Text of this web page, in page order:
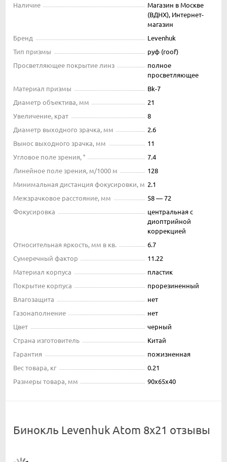
Наличие
Магазин в Москве
(ВДНХ), Интернет-
магазин
Бренд
Levenhuk
Тип призмы
руф (roof)
Просветляющее покрытие линз
полное
просветляющее
Материал призмы
Bk-7
Диаметр объектива, мм
21
Увеличение, крат
8
Диаметр выходного зрачка, мм
2.6
Вынос выходного зрачка, мм
11
Угловое поле зрения, °
7.4
Линейное поле зрения, м/1000 м
128
Минимальная дистанция фокусировки, м 2.1
Межзрачковое расстояние, мм
58 — 72
Фокусировка
центральная с
диоптрийной
коррекцией
Относительная яркость, мм в кв.
6.7
Сумеречный фактор
11.22
Материал корпуса
пластик
Покрытие корпуса
прорезиненный
Влагозащита
нет
Газонаполнение
нет
Цвет
черный
Страна изготовитель
Китай
Гарантия
пожизненная
Вес товара, кг
0.21
Размеры товара, мм
90х65х40
Бинокль Levenhuk Atom 8x21 отзывы